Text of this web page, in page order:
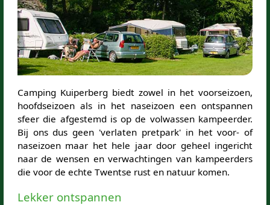
Camping Kuiperberg biedt zowel in het voorseizoen,
hoofdseizoen als in het naseizoen een ontspannen
sfeer die afgestemd is op de volwassen kampeerder.
Bij ons dus geen 'verlaten pretpark' in het voor- of
naseizoen maar het hele jaar door geheel ingericht
naar de wensen en verwachtingen van kampeerders
die voor de echte Twentse rust en natuur komen.
Lekker ontspannen